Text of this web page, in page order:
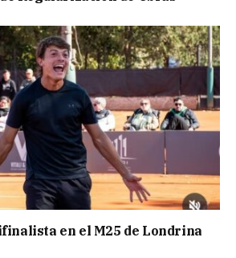
en el M25 de Londrina